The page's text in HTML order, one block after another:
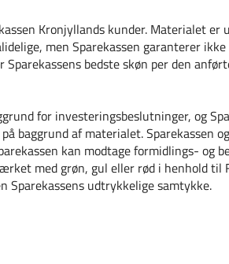
Kronjyllands kunder. Materialet
men Sparekassen garanterer
bedste skøn per den
for investeringsbeslutninger, og
baggrund af materialet. Sparekassen
kan modtage formidlings- og
med grøn, gul eller rød i henhold
Sparekassens udtrykkelige samtykke.